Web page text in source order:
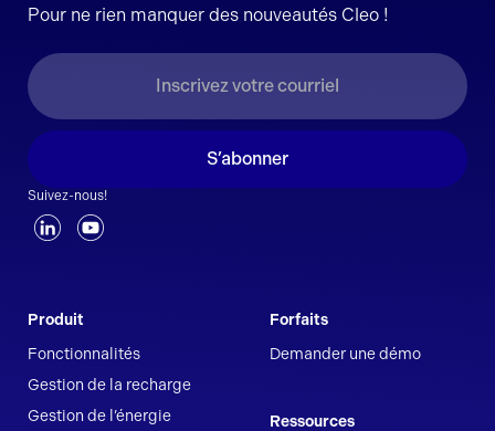
Suivez-nous!
Pour ne rien manquer des nouveautés Cleo !
S’abonner
Produit
Fonctionnalités
Gestion de la recharge
Gestion de l’énergie
Forfaits
Demander une démo
Ressources